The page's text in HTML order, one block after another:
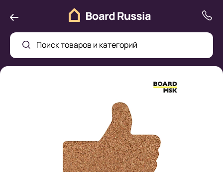
Поиск товаров и категорий